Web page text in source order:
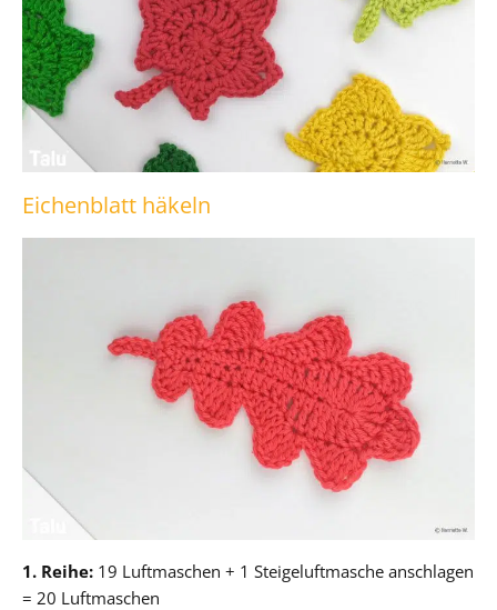
Eichenblatt häkeln
1. Reihe: 19 Luftmaschen + 1 Steigeluftmasche anschlagen
= 20 Luftmaschen